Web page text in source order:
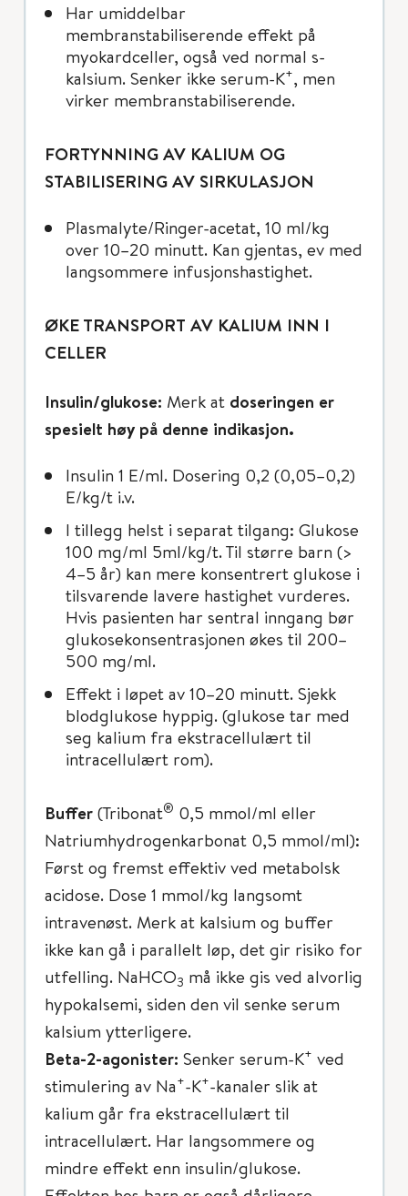
Har umiddelbar
membranstabiliserende effekt på
myokardceller, også ved normal s-
kalsium. Senker ikke serum-K+, men
virker membranstabiliserende.
FORTYNNING AV KALIUM OG
STABILISERING AV SIRKULASJON
Plasmalyte/Ringer-acetat, 10 ml/kg
over 10–20 minutt. Kan gjentas, ev med
langsommere infusjonshastighet.
ØKE TRANSPORT AV KALIUM INN I
CELLER
Insulin/glukose: Merk at doseringen er
spesielt høy på denne indikasjon.
Insulin 1 E/ml. Dosering 0,2 (0,05–0,2)
E/kg/t i.v.
I tillegg helst i separat tilgang: Glukose
100 mg/ml 5ml/kg/t. Til større barn (>
4–5 år) kan mere konsentrert glukose i
tilsvarende lavere hastighet vurderes.
Hvis pasienten har sentral inngang bør
glukosekonsentrasjonen økes til 200–
500 mg/ml.
Effekt i løpet av 10–20 minutt. Sjekk
blodglukose hyppig. (glukose tar med
seg kalium fra ekstracellulært til
intracellulært rom).
Buffer (Tribonat® 0,5 mmol/ml eller
Natriumhydrogenkarbonat 0,5 mmol/ml):
Først og fremst effektiv ved metabolsk
acidose. Dose 1 mmol/kg langsomt
intravenøst. Merk at kalsium og buffer
ikke kan gå i parallelt løp, det gir risiko for
utfelling. NaHCO3 må ikke gis ved alvorlig
hypokalsemi, siden den vil senke serum
kalsium ytterligere.
Beta-2-agonister: Senker serum-K+ ved
stimulering av Na+-K+-kanaler slik at
kalium går fra ekstracellulært til
intracellulært. Har langsommere og
mindre effekt enn insulin/glukose.